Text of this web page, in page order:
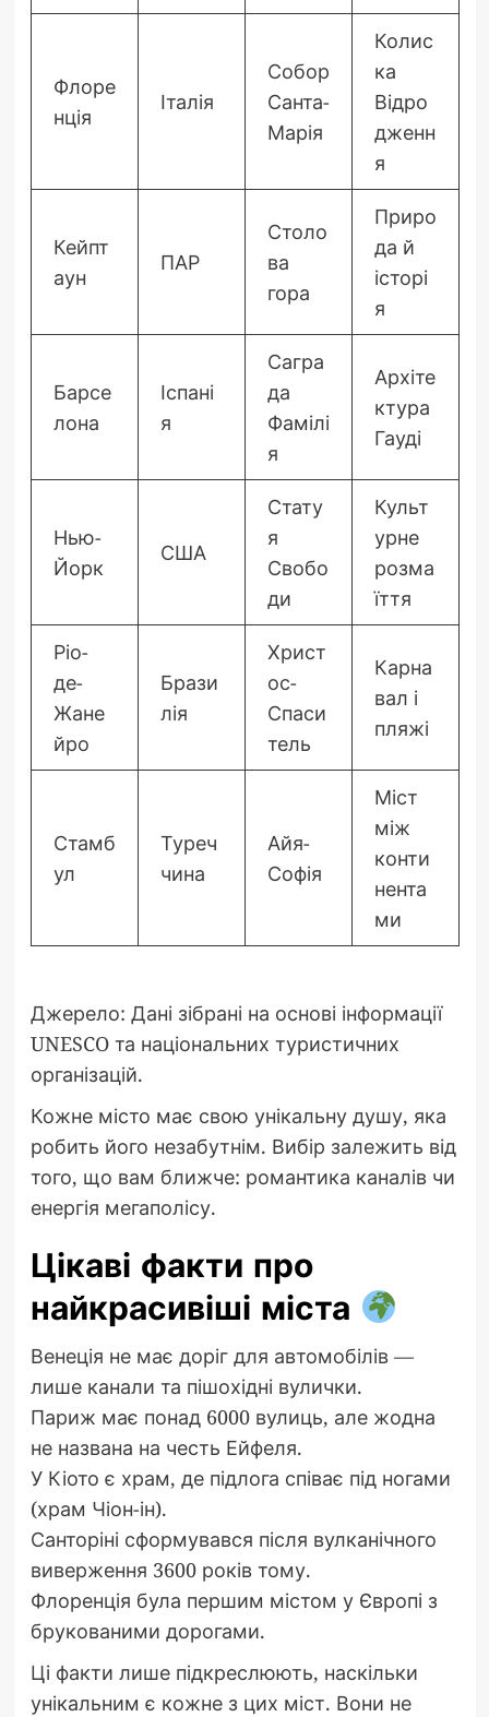
Флоре
нція
Італія
Собор
Санта-
Марія
Колис
ка
Відро
дженн
я
Кейпт
аун
ПАР
Столо
ва
гора
Приро
да й
історі
я
Барсе
лона
Іспані
я
Сагра
да
Фамілі
я
Архіте
ктура
Гауді
Нью-
Йорк
США
Стату
я
Свобо
ди
Культ
урне
розма
їття
Ріо-
де-
Жане
йро
Брази
лія
Христ
ос-
Спаси
тель
Карна
вал і
пляжі
Стамб
ул
Туреч
чина
Айя-
Софія
Міст
між
конти
нента
ми
Джерело: Дані зібрані на основі інформації
UNESCO та національних туристичних
організацій.
Кожне місто має свою унікальну душу, яка
робить його незабутнім. Вибір залежить від
того, що вам ближче: романтика каналів чи
енергія мегаполісу.
Цікаві факти про
найкрасивіші міста
Венеція не має доріг для автомобілів —
лише канали та пішохідні вулички.
Париж має понад 6000 вулиць, але жодна
не названа на честь Ейфеля.
У Кіото є храм, де підлога співає під ногами
(храм Чіон-ін).
Санторіні сформувався після вулканічного
виверження 3600 років тому.
Флоренція була першим містом у Європі з
брукованими дорогами.
Ці факти лише підкреслюють, наскільки
унікальним є кожне з цих міст. Вони не